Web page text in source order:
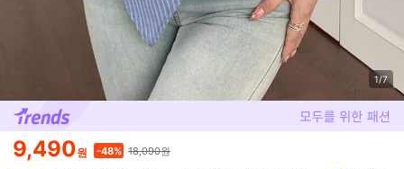
1/7
9,490원 -48% 18,090원